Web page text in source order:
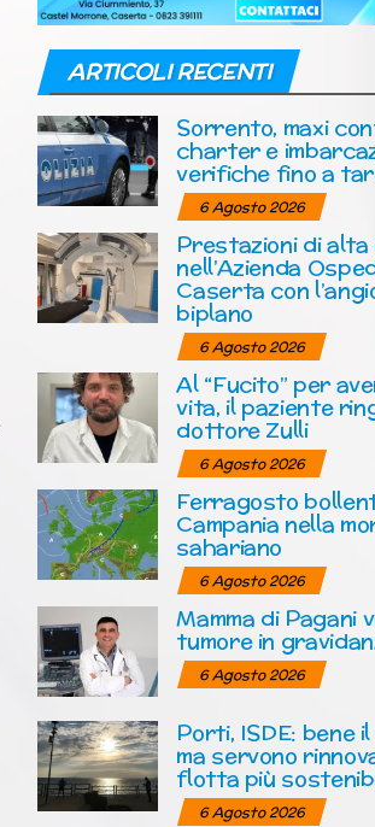
ARTICOLI RECENTI
Sorrento, maxi
charter e
verifiche fino a
6 Agosto 2026
Prestazioni di
nell’Azienda
Caserta con
biplano
6 Agosto 2026
Al “Fucito” per
vita, il paziente
dottore Zulli
6 Agosto 2026
Ferragosto
Campania nella
sahariano
6 Agosto 2026
Mamma di Pagani
tumore in
6 Agosto 2026
Porti, ISDE: bene
ma servono
flotta più
6 Agosto 2026